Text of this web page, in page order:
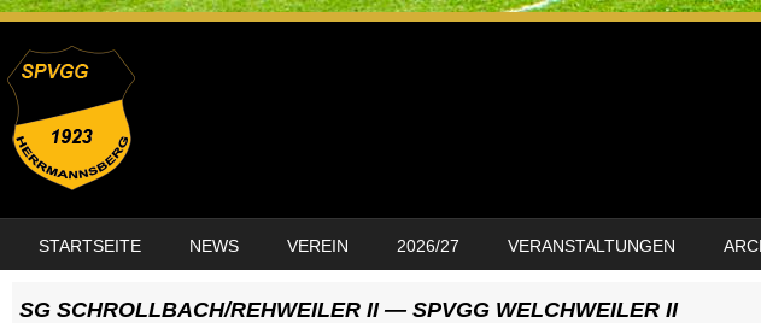
MENU
STARTSEITE NEWS VEREIN 2026/27 VERANSTALTUNGEN
SG SCHROLLBACH/REHWEILER II — SPVGG WELCHWEILER II